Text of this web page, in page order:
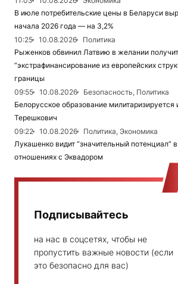
В июле потребительские цены в Беларуси
начала 2026 года — на 3,2%
10:25
10.08.2026
Политика
Рыженков обвинил Латвию в желании
“экстрафинансирование из европейских
границы
09:55
10.08.2026
Безопасность, Политика
Белорусское образование
Терешкович
09:22
10.08.2026
Политика, Экономика
Лукашенко видит “значительный потенциал”
отношениях с Эквадором
Подписывайтесь
на нас в соцсетях, чтобы не
пропустить важные новости (если
это безопасно для вас)